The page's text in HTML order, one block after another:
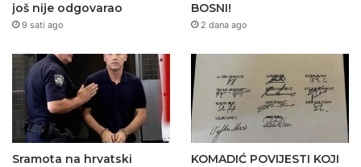
još nije odgovarao
9 sati ago
BOSNI!
2 dana ago
Sramota na hrvatski
KOMADIĆ POVIJESTI KOJI